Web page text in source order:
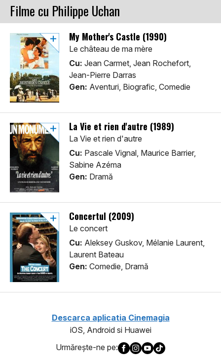
Filme cu Philippe Uchan
My Mother's Castle (1990)
Le château de ma mère
Cu: Jean Carmet, Jean Rochefort,
Jean-Pierre Darras
Gen: Aventuri, Biografic, Comedie
La Vie et rien d'autre (1989)
La Vie et rien d'autre
Cu: Pascale Vignal, Maurice Barrier,
Sabine Azéma
Gen: Dramă
Concertul (2009)
Le concert
Cu: Aleksey Guskov, Mélanie Laurent,
Laurent Bateau
Gen: Comedie, Dramă
Descarca aplicatia Cinemagia
iOS, Android si Huawei
Urmăreşte-ne pe: